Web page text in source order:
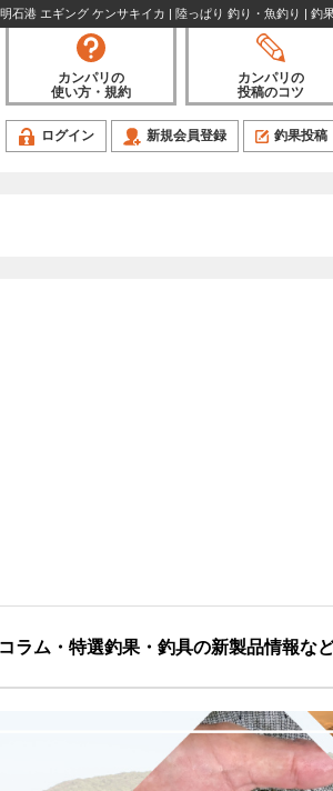
港 エギング ケンサキイカ | 陸っぱり 釣り・魚釣り | 釣
カンパリの
使い方・規約
カンパリの
投稿のコツ
ログイン 新規会員登録 釣果投稿
ラム・特選釣果・釣具の新製品情報な